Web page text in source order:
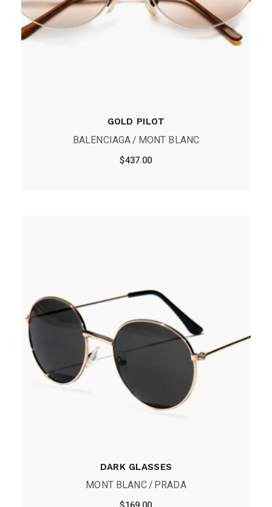
GOLD PILOT
BALENCIAGA MONT BLANC
$437.00
DARK GLASSES
MONT BLANC PRADA